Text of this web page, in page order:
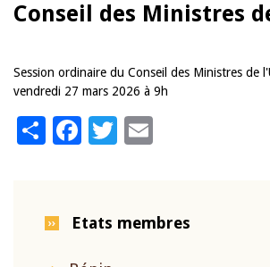
Conseil des Ministres
Session ordinaire du Conseil des Ministres de
vendredi 27 mars 2026 à 9h
ShareFacebook
Twitter
Etats membres